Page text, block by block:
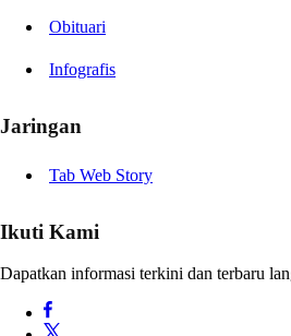
Obituari
Infografis
Jaringan
Tab Web Story
Ikuti Kami
Dapatkan informasi terkini dan terbaru